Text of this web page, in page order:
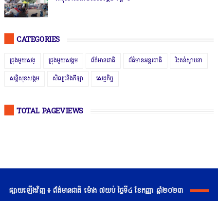
CATEGORIES
ជ្រុងមួយសង្ ជ្រុងមួយសង្គម ព័ត៌មានជាតិ ព័ត៌មានអន្តរជាតិ រិះគន់ស្ថាបនា
សន្តិសុខសង្គម សិល្បៈនិងកីឡា សេដ្ឋកិច្ច
TOTAL PAGEVIEWS
ផ្សាយឡើងវិញ ៖ ព័ត៌មានជាតិ ម៉ោង ៧យប់ ថ្ងៃទី៤ ខែកញ្ញា ឆ្នាំ២០២៣